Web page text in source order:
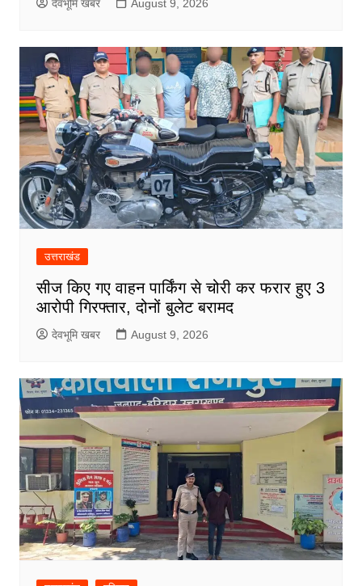
देवभूमि खबर August 9, 2026
उत्तराखंड
सीज किए गए वाहन पार्किंग से चोरी कर फरार हुए 3
आरोपी गिरफ्तार, दोनों बुलेट बरामद
देवभूमि खबर August 9, 2026